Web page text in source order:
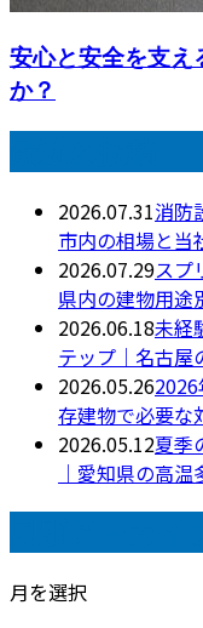
安心と安全を支え
か？
2026.07.31消防
市内の相場と当
2026.07.29スプ
県内の建物用途
2026.06.18未経
テップ｜名古屋
2026.05.26
存建物で必要な
2026.05.12夏季
｜愛知県の高
月を選択